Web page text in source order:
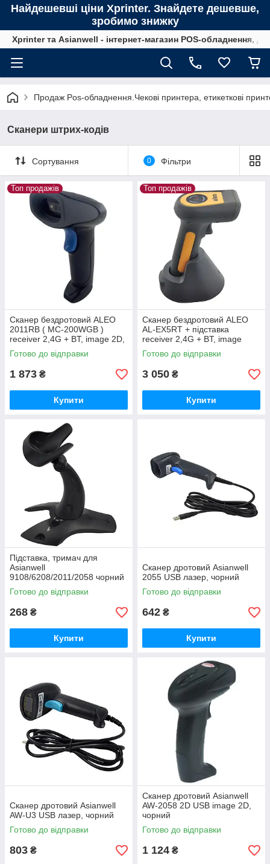
Найдешевші ціни Xprinter. Знайдете дешевше,
зробимо знижку
Xprinter та Asianwell - інтернет-магазин POS-обладнення,
Продаж Pos-обладнення.Чекові принтера, етикеткові
Сканери штрих-кодів
Сортування 0 Фільтри
Топ продажів
Сканер бездротовий ALEO
2011RB ( MC-200WGB )
receiver 2,4G + BT, image 2D,
чорний
Готово до відправки
1 873 ₴
Купити
Топ продажів
Сканер бездротовий ALEO
AL-EX5RT + підставка
receiver 2,4G + BT, image
CCD 1D, помаранч.
Готово до відправки
3 050 ₴
Купити
Підставка, тримач для
Asianwell
9108/6208/2011/2058 чорний
Готово до відправки
268 ₴
Купити
Сканер дротовий Asianwell
2055 USB лазер, чорний
Готово до відправки
642 ₴
Купити
Сканер дротовий Asianwell
AW-U3 USB лазер, чорний
Готово до відправки
803 ₴
Сканер дротовий Asianwell
AW-2058 2D USB image 2D,
чорний
Готово до відправки
1 124 ₴